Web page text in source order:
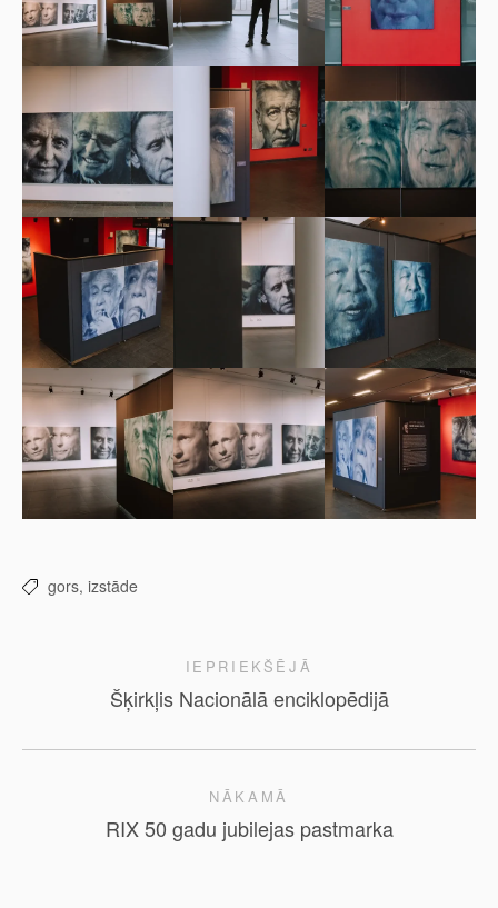
gors, izstāde
IEPRIEKŠĒJĀ
Šķirkļis Nacionālā enciklopēdijā
NĀKAMĀ
RIX 50 gadu jubilejas pastmarka